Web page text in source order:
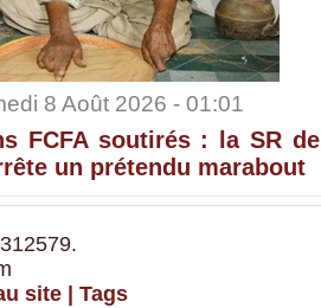
8 Août 2026 - 01:01
FCFA soutirés : la SR de
un prétendu marabout
site Tags